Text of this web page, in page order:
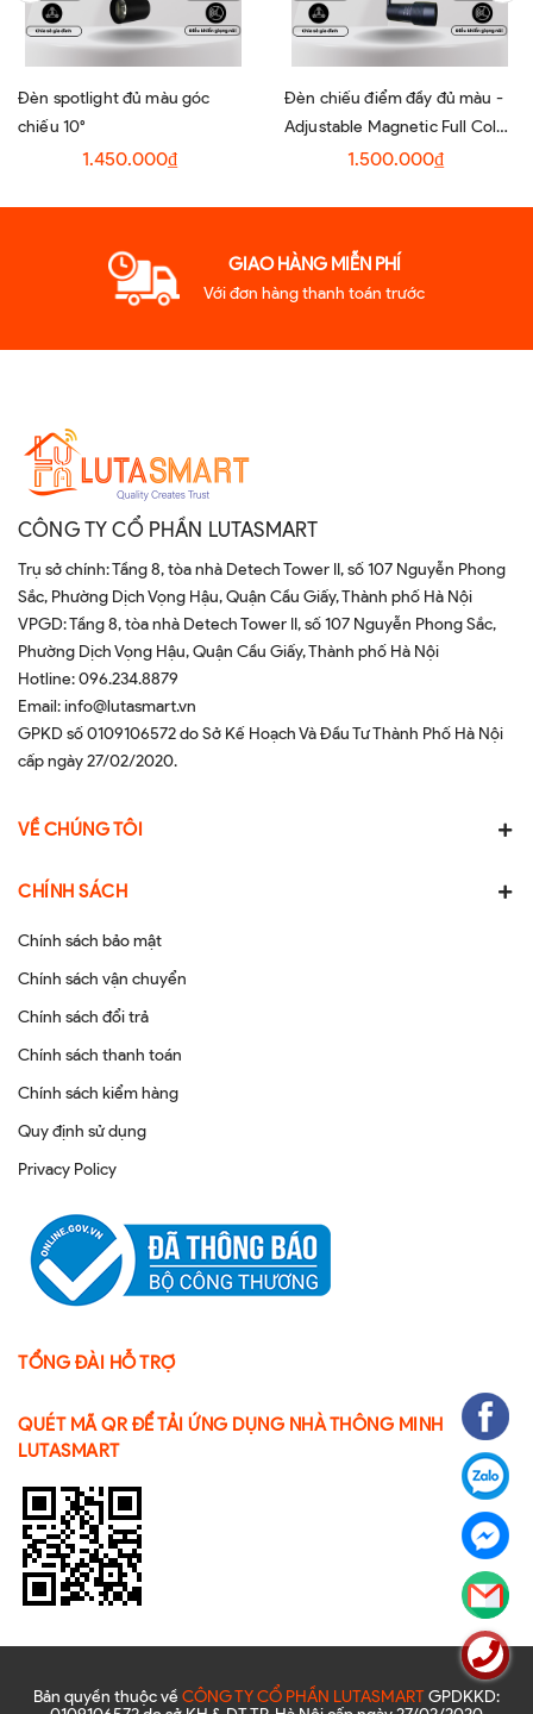
Đèn spotlight đủ màu góc
chiếu 10°
1.450.000₫
Đèn chiếu điểm đầy đủ màu -
Adjustable Magnetic Full Color
Spot Light1.500.000₫
GIAO HÀNG MIỄN PHÍ
Với đơn hàng thanh toán trước
CÔNG TY CỔ PHẦN LUTASMART
Trụ sở chính: Tầng 8, tòa nhà Detech Tower II, số 107 Nguyễn Phong
Sắc, Phường Dịch Vọng Hậu, Quận Cầu Giấy, Thành phố Hà Nội
VPGD: Tầng 8, tòa nhà Detech Tower II, số 107 Nguyễn Phong Sắc,
Phường Dịch Vọng Hậu, Quận Cầu Giấy, Thành phố Hà Nội
Hotline:096.234.8879
Email:info@lutasmart.vn
GPKD số 0109106572 do Sở Kế Hoạch Và Đầu Tư Thành Phố Hà Nội
cấp ngày 27/02/2020.
VỀ CHÚNG TÔI
CHÍNH SÁCH
Chính sách bảo mật
Chính sách vận chuyển
Chính sách đổi trả
Chính sách thanh toán
Chính sách kiểm hàng
Quy định sử dụng
Privacy Policy
TỔNG ĐÀI HỖ TRỢ
QUÉT MÃ QR ĐỂ TẢI ỨNG DỤNG NHÀ THÔNG MINH
LUTASMART
Bản quyền thuộc về CÔNG TY CỔ PHẦN LUTASMARTGPDKKD: